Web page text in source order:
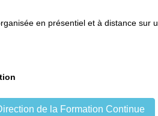
en présentiel et à distance sur
de la Formation Continue